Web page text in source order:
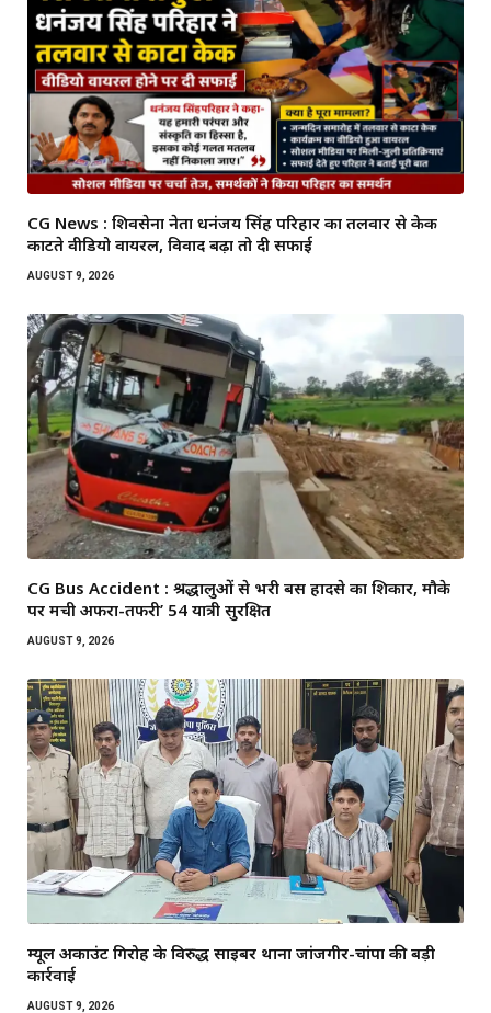
CG News : शिवसेना नेता धनंजय सिंह परिहार का तलवार से केक
काटते वीडियो वायरल, विवाद बढ़ा तो दी सफाई
AUGUST 9, 2026
CG Bus Accident : श्रद्धालुओं से भरी बस हादसे का शिकार, मौके
पर मची अफरा-तफरी’ 54 यात्री सुरक्षित
AUGUST 9, 2026
म्यूल अकाउंट गिरोह के विरुद्ध साइबर थाना जांजगीर-चांपा की बड़ी
कार्रवाई
AUGUST 9, 2026